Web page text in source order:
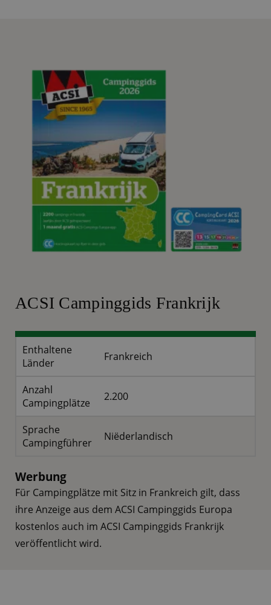
ACSI Campinggids Frankrijk
Enthaltene
Länder
Frankreich
Anzahl
Campingplätze
2.200
Sprache
Campingführer
Niëderlandisch
Werbung
Für Campingplätze mit Sitz in Frankreich gilt, dass
ihre Anzeige aus dem ACSI Campinggids Europa
kostenlos auch im ACSI Campinggids Frankrijk
veröffentlicht wird.